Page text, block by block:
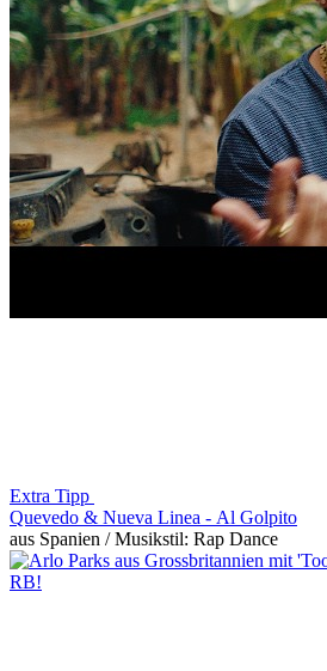
Extra Tipp
Quevedo & Nueva Linea - Al Golpito
aus Spanien / Musikstil: Rap Dance